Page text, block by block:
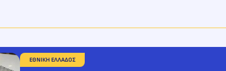
ΕΘΝΙΚΗ ΕΛΛΑΔΟΣ